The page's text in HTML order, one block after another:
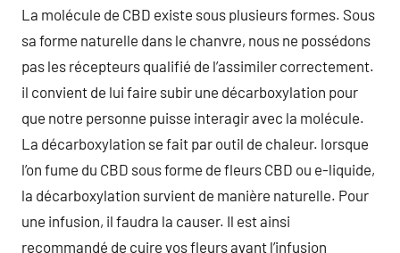
La molécule de CBD existe sous plusieurs formes. Sous
sa forme naturelle dans le chanvre, nous ne possédons
pas les récepteurs qualifié de l’assimiler correctement.
il convient de lui faire subir une décarboxylation pour
que notre personne puisse interagir avec la molécule.
La décarboxylation se fait par outil de chaleur. lorsque
l’on fume du CBD sous forme de fleurs CBD ou e-liquide,
la décarboxylation survient de manière naturelle. Pour
une infusion, il faudra la causer. Il est ainsi
recommandé de cuire vos fleurs avant l’infusion